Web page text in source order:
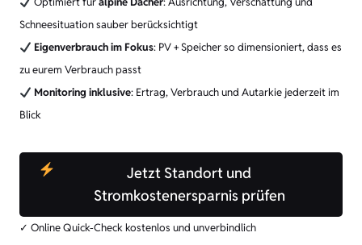
Schneesituation sauber berücksichtigt
Eigenverbrauch im Fokus: PV + Speicher so dimensioniert, dass es
zu eurem Verbrauch passt
Monitoring inklusive: Ertrag, Verbrauch und Autarkie jederzeit im
Blick
Jetzt Standort und
Stromkostenersparnis prüfen
✓ Online Quick-Check kostenlos und unverbindlich